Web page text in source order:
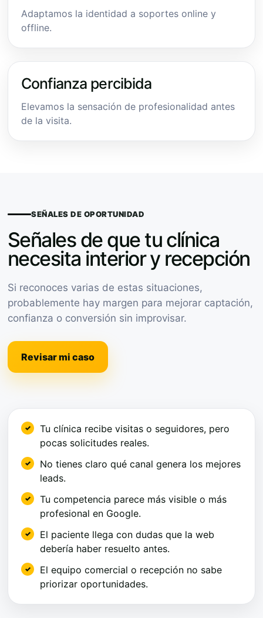
Adaptamos la identidad a soportes online y
offline.
Confianza percibida
Elevamos la sensación de profesionalidad antes
de la visita.
SEÑALES DE OPORTUNIDAD
Señales de que tu clínica
necesita interior y recepción
Si reconoces varias de estas situaciones,
probablemente hay margen para mejorar captación,
confianza o conversión sin improvisar.
Revisar mi caso
Tu clínica recibe visitas o seguidores, pero
pocas solicitudes reales.
No tienes claro qué canal genera los mejores
leads.
Tu competencia parece más visible o más
profesional en Google.
El paciente llega con dudas que la web
debería haber resuelto antes.
El equipo comercial o recepción no sabe
priorizar oportunidades.